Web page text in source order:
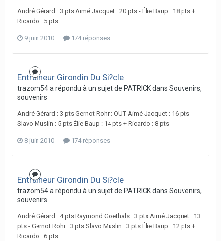
André Gérard : 3 pts Aimé Jacquet : 20 pts - Élie Baup : 18 pts +
Ricardo : 5 pts
9 juin 2010 174 réponses
Entraineur Girondin Du Si?cle
trazom54 a répondu à un sujet de PATRICK dans Souvenirs,
souvenirs
André Gérard : 3 pts Gernot Rohr : OUT Aimé Jacquet : 16 pts
Slavo Muslin : 5 pts Élie Baup : 14 pts + Ricardo : 8 pts
8 juin 2010 174 réponses
Entraineur Girondin Du Si?cle
trazom54 a répondu à un sujet de PATRICK dans Souvenirs,
souvenirs
André Gérard : 4 pts Raymond Goethals : 3 pts Aimé Jacquet : 13
pts - Gernot Rohr : 3 pts Slavo Muslin : 3 pts Élie Baup : 12 pts +
Ricardo : 6 pts